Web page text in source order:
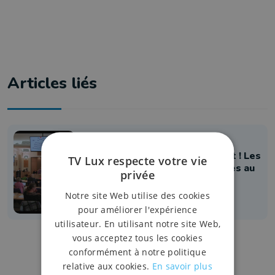
Articles liés
Tripartite à la Province : c'est fait ! Les
Engagés et PS ouvrent les portes au
21 octobre 2024 à 22:46
TV Lux respecte votre vie
privée
Notre site Web utilise des cookies
pour améliorer l'expérience
utilisateur. En utilisant notre site Web,
vous acceptez tous les cookies
conformément à notre politique
relative aux cookies. En savoir plus